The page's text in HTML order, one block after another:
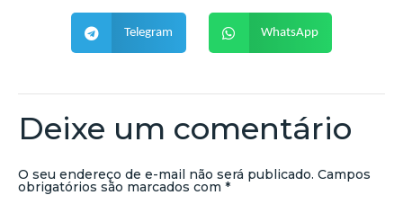
Telegram WhatsApp
Deixe um comentário
O seu endereço de e-mail não será publicado. Campos
obrigatórios são marcados com *